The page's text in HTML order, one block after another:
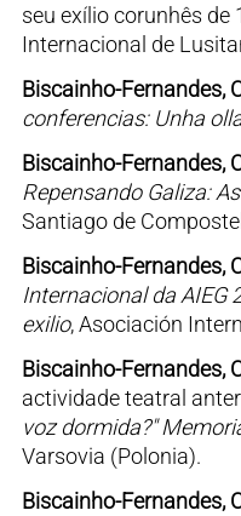
seu exílio corunhês de
Internacional de
Biscainho-Fernandes,
conferencias: Unha
Biscainho-Fernandes,
Repensando Galiza:
Santiago de
Biscainho-Fernandes,
Internacional da AIEG
exilio, Asociación
Biscainho-Fernandes,
actividade teatral
voz dormida?"
Varsovia (Polonia).
Biscainho-Fernandes,